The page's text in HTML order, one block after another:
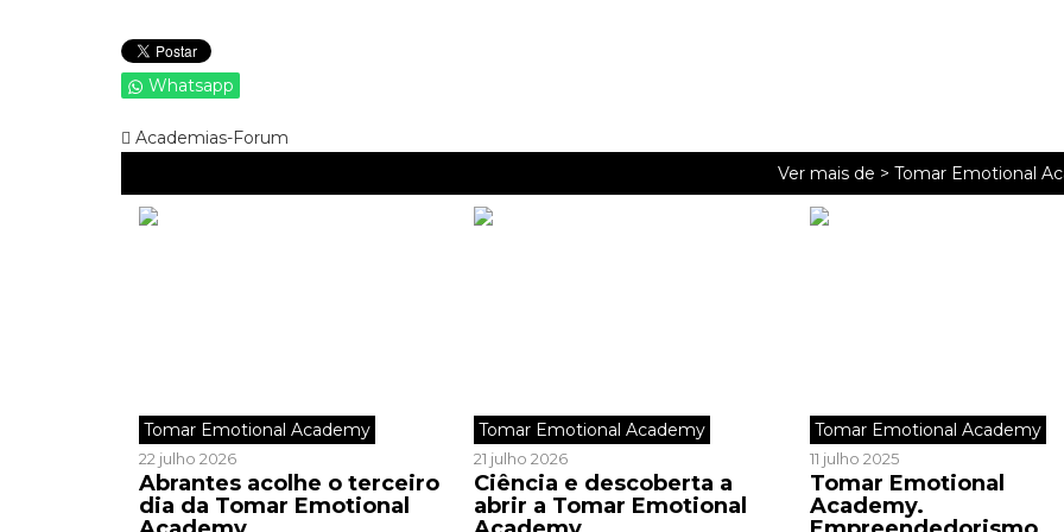
Whatsapp
Academias-Forum
Ver mais de > Tomar Emotional
Tomar Emotional Academy
22 julho 2026
Abrantes acolhe o terceiro
dia da Tomar Emotional
Tomar Emotional Academy
21 julho 2026
Ciência e descoberta a
abrir a Tomar Emotional
Tomar Emotional Academy
11 julho 2025
Tomar Emotional
Academy.